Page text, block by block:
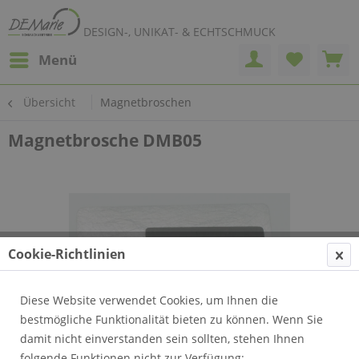
DESIGN-, UNIKAT- & ECHTSCHMUCK
Menü
Übersicht Magnetbroschen
Magnetbrosche DMB05
Cookie-Richtlinien
Diese Website verwendet Cookies, um Ihnen die
bestmögliche Funktionalität bieten zu können. Wenn Sie
damit nicht einverstanden sein sollten, stehen Ihnen